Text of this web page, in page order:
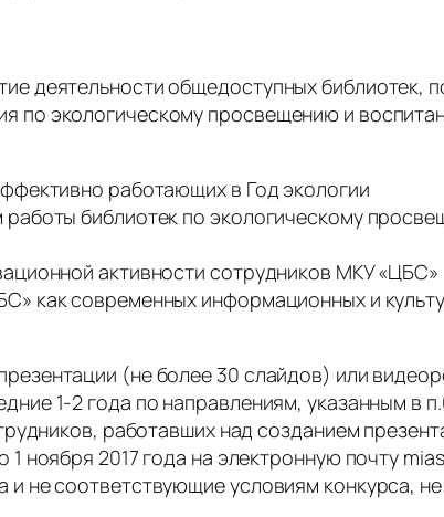
деятельности общедоступных библиотек,
по экологическому просвещению и
работающих в Год экологии
работы библиотек по экологическому
активности сотрудников МКУ «ЦБС»
как современных информационных и
(не более 30 слайдов) или
1-2 года по направлениям, указанным в
работавших над созданием
ноября 2017 года на электронную почту
и не соответствующие условиям конкурса,